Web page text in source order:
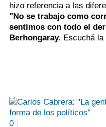
hizo referencia a las
"No se trabajo como
sentimos con todo el
Berhongaray. Escuchá
0